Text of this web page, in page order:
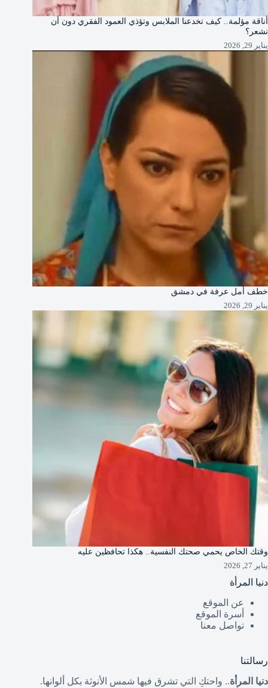
أناقة مؤلمة.. كيف تخدعنا الملابس وتؤذي العمود الفقري دون أن
نشعر؟
يناير 29, 2026
خطف أمل عرفة في دمشق
يناير 29, 2026
وقتك الخاص يحمي صحتك النفسية.. هكذا تحافظين عليه
يناير 27, 2026
دنيا المرأة
عن الموقع
أسرة الموقع
تواصل معنا
رسالتنا
دنيا المرأة.. واحتكِ التي تشرق فيها شمس الأنوثة بكل ألوانها.